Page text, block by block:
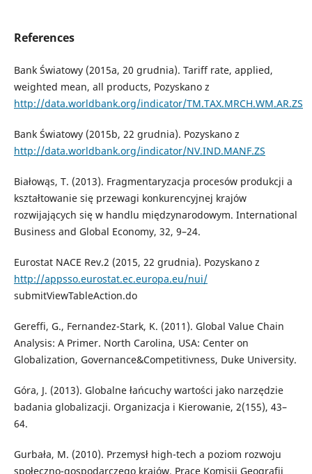
References
Bank Światowy (2015a, 20 grudnia). Tariff rate, applied,
weighted mean, all products, Pozyskano z
http://data.worldbank.org/indicator/TM.TAX.MRCH.WM.AR.ZS
Bank Światowy (2015b, 22 grudnia). Pozyskano z
http://data.worldbank.org/indicator/NV.IND.MANF.ZS
Białowąs, T. (2013). Fragmentaryzacja procesów produkcji a
kształtowanie się przewagi konkurencyjnej krajów
rozwijających się w handlu międzynarodowym. International
Business and Global Economy, 32, 9–24.
Eurostat NACE Rev.2 (2015, 22 grudnia). Pozyskano z
http://appsso.eurostat.ec.europa.eu/nui/
submitViewTableAction.do
Gereffi, G., Fernandez-Stark, K. (2011). Global Value Chain
Analysis: A Primer. North Carolina, USA: Center on
Globalization, Governance&Competitivness, Duke University.
Góra, J. (2013). Globalne łańcuchy wartości jako narzędzie
badania globalizacji. Organizacja i Kierowanie, 2(155), 43–
64.
Gurbała, M. (2010). Przemysł high-tech a poziom rozwoju
społeczno-gospodarczego krajów. Prace Komisji Geografii